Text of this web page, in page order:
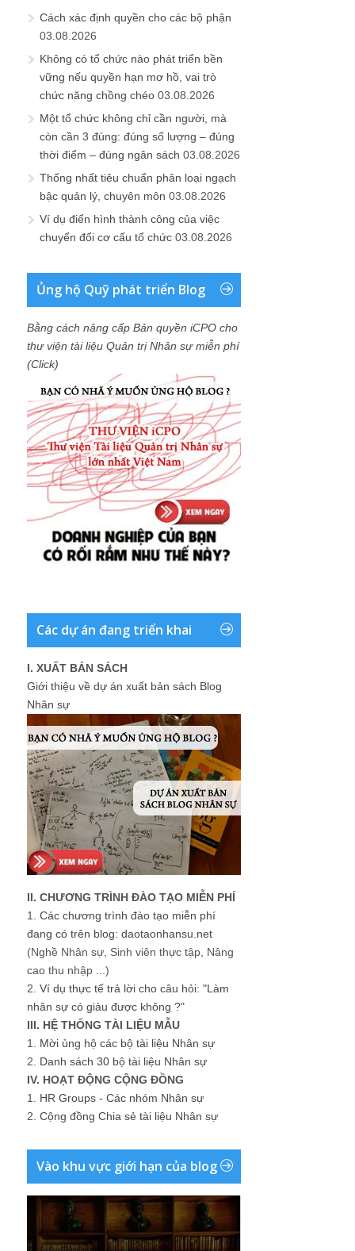
Cách xác định quyền cho các bộ phận
03.08.2026
Không có tổ chức nào phát triển bền
vững nếu quyền hạn mơ hồ, vai trò
chức năng chồng chéo 03.08.2026
Một tổ chức không chỉ cần người, mà
còn cần 3 đúng: đúng số lượng – đúng
thời điểm – đúng ngân sách 03.08.2026
Thống nhất tiêu chuẩn phân loại ngạch
bậc quản lý, chuyên môn 03.08.2026
Ví dụ điển hình thành công của việc
chuyển đổi cơ cấu tổ chức 03.08.2026
Ủng hộ Quỹ phát triển Blog
Bằng cách nâng cấp Bản quyền iCPO cho
thư viện tài liệu Quản trị Nhân sự miễn phí
(Click)
Các dự án đang triển khai
I. XUẤT BẢN SÁCH
Giới thiệu về dự án xuất bản sách Blog
Nhân sự
II. CHƯƠNG TRÌNH ĐÀO TẠO MIỄN PHÍ
1. Các chương trình đào tạo miễn phí
đang có trên blog: daotaonhansu.net
(Nghề Nhân sự, Sinh viên thực tập, Nâng
cao thu nhập ...)
2. Ví dụ thực tế trả lời cho câu hỏi: "Làm
nhân sự có giàu được không ?"
III. HỆ THỐNG TÀI LIỆU MẪU
1. Mời ủng hộ các bộ tài liệu Nhân sự
2. Danh sách 30 bộ tài liệu Nhân sự
IV. HOẠT ĐỘNG CỘNG ĐỒNG
1. HR Groups - Các nhóm Nhân sự
2. Cộng đồng Chia sẻ tài liệu Nhân sự
Vào khu vực giới hạn của blog